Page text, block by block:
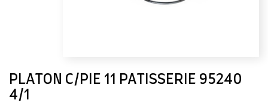
PLATON C/PIE 11 PATISSERIE 95240
4/1